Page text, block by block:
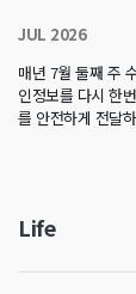
JUL 2026
매년 7월 둘째 주
인정보를 다시 한
를 안전하게 전달
Life